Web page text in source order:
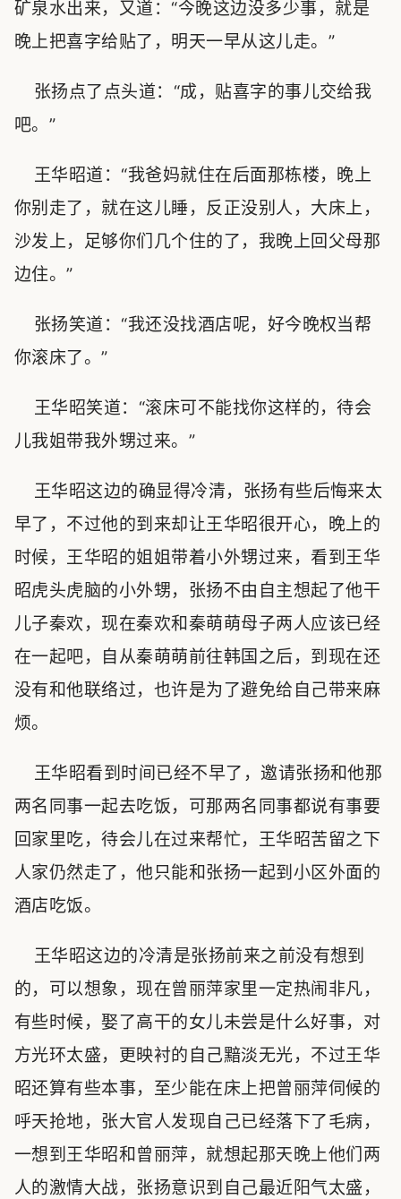
矿泉水出来，又道：“今晚这边没多少事，就是
晚上把喜字给贴了，明天一早从这儿走。”
张扬点了点头道：“成，贴喜字的事儿交给我
吧。”
王华昭道：“我爸妈就住在后面那栋楼，晚上
你别走了，就在这儿睡，反正没别人，大床上，
沙发上，足够你们几个住的了，我晚上回父母那
边住。”
张扬笑道：“我还没找酒店呢，好今晚权当帮
你滚床了。”
王华昭笑道：“滚床可不能找你这样的，待会
儿我姐带我外甥过来。”
王华昭这边的确显得冷清，张扬有些后悔来太
早了，不过他的到来却让王华昭很开心，晚上的
时候，王华昭的姐姐带着小外甥过来，看到王华
昭虎头虎脑的小外甥，张扬不由自主想起了他干
儿子秦欢，现在秦欢和秦萌萌母子两人应该已经
在一起吧，自从秦萌萌前往韩国之后，到现在还
没有和他联络过，也许是为了避免给自己带来麻
烦。
王华昭看到时间已经不早了，邀请张扬和他那
两名同事一起去吃饭，可那两名同事都说有事要
回家里吃，待会儿在过来帮忙，王华昭苦留之下
人家仍然走了，他只能和张扬一起到小区外面的
酒店吃饭。
王华昭这边的冷清是张扬前来之前没有想到
的，可以想象，现在曾丽萍家里一定热闹非凡，
有些时候，娶了高干的女儿未尝是什么好事，对
方光环太盛，更映衬的自己黯淡无光，不过王华
昭还算有些本事，至少能在床上把曾丽萍伺候的
呼天抢地，张大官人发现自己已经落下了毛病，
一想到王华昭和曾丽萍，就想起那天晚上他们两
人的激情大战，张扬意识到自己最近阳气太盛，